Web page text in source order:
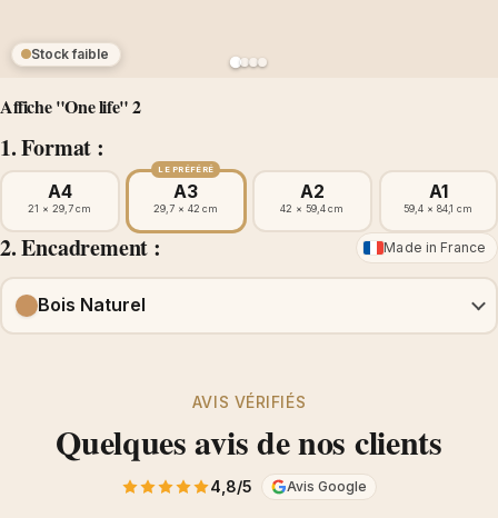
Affiche "One life" 2
1. Format :
Stock faible
A4
21 × 29,7 cm
LE PRÉFÉRÉ
A3
29,7 × 42 cm
A2
42 × 59,4 cm
A1
59,4 × 84,1 cm
2. Encadrement : Made in France
Bois Naturel
AVIS VÉRIFIÉS
Quelques avis de nos clients
4,8/5 Avis Google